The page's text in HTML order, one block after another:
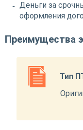
Деньги за
оформления
Преимущества
Тип